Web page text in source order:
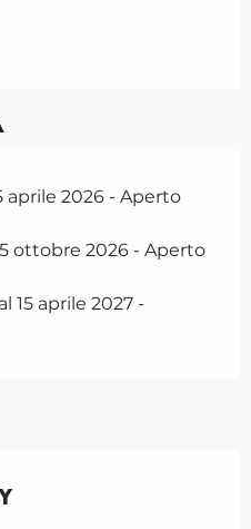
aprile 2026 - Aperto
ottobre 2026 - Aperto
15 aprile 2027 -